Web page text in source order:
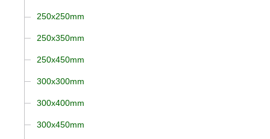
250x250mm
250x350mm
250x450mm
300x300mm
300x400mm
300x450mm